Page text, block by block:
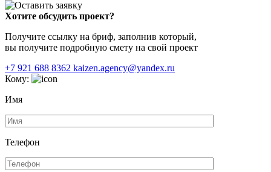
Хотите обсудить проект?
Получите ссылку на бриф, заполнив который,
вы получите подробную смету на свой проект
+7 921 688 8362 kaizen.agency@yandex.ru
Кому:
Имя
Телефон